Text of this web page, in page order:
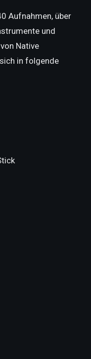
Aufnahmen, über
und
Native
in folgende